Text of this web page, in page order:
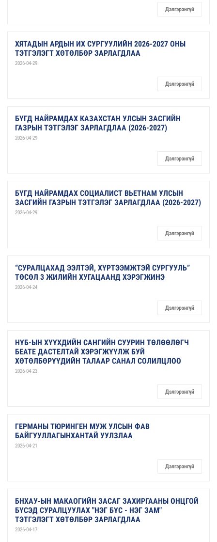
Дэлгэрэнгүй
ХЯТАДЫН АРДЫН ИХ СУРГУУЛИЙН 2026-2027 ОНЫ
ТЭТГЭЛЭГТ ХӨТӨЛБӨР ЗАРЛАГДЛАА
2026-04-29
Дэлгэрэнгүй
БҮГД НАЙРАМДАХ КАЗАХСТАН УЛСЫН ЗАСГИЙН
ГАЗРЫН ТЭТГЭЛЭГ ЗАРЛАГДЛАА (2026-2027)
2026-04-29
Дэлгэрэнгүй
БҮГД НАЙРАМДАХ СОЦИАЛИСТ ВЬЕТНАМ УЛСЫН
ЗАСГИЙН ГАЗРЫН ТЭТГЭЛЭГ ЗАРЛАГДЛАА (2026-2027)
2026-04-29
Дэлгэрэнгүй
“СУРАЛЦАХАД ЭЭЛТЭЙ, ХҮРТЭЭМЖТЭЙ СУРГУУЛЬ”
ТӨСӨЛ 3 ЖИЛИЙН ХУГАЦААНД ХЭРЭГЖИНЭ
2026-04-24
Дэлгэрэнгүй
НҮБ-ЫН ХҮҮХДИЙН САНГИЙН СУУРИН ТӨЛӨӨЛӨГЧ
БЕАТЕ ДАСТЕЛТАЙ ХЭРЭГЖҮҮЛЖ БУЙ
ХӨТӨЛБӨРҮҮДИЙН ТАЛААР САНАЛ СОЛИЛЦЛОО
2026-04-23
Дэлгэрэнгүй
ГЕРМАНЫ ТЮРИНГЕН МУЖ УЛСЫН ФАВ
БАЙГУУЛЛАГЫНХАНТАЙ УУЛЗЛАА
2026-04-21
Дэлгэрэнгүй
БНХАУ-ЫН МАКАОГИЙН ЗАСАГ ЗАХИРГААНЫ ОНЦГОЙ
БҮСЭД СУРАЛЦУУЛАХ "НЭГ БҮС - НЭГ ЗАМ"
ТЭТГЭЛЭГТ ХӨТӨЛБӨР ЗАРЛАГДЛАА
2026-04-17